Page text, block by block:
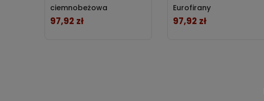
ciemnobeżowa
Eurofirany
Cena
97,92 zł
Eurofirany
Cena
97,92 zł